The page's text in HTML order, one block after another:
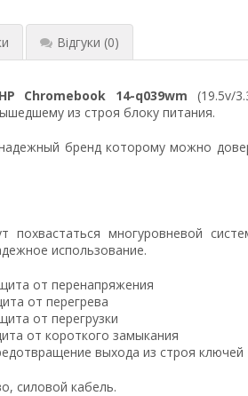
Відгуки (0)
HP Chromebook 14-q039wm (19.5v/
из строя блоку питания.
бренд которому можно
похвастаться многуровневой
использование.
от перенапряжения
от перегрева
от перегрузки
от короткого замыкания
выхода из строя ключей
силовой кабель.